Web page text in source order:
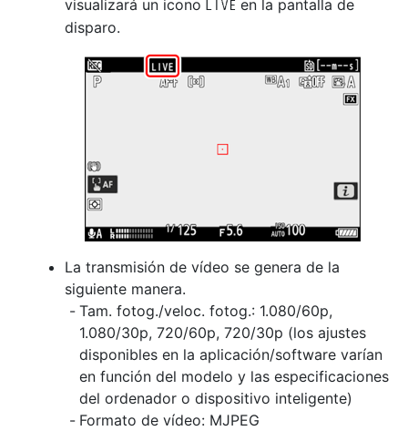
visualizará un icono w en la pantalla de
disparo.
La transmisión de vídeo se genera de la
siguiente manera.
Tam. fotog./veloc. fotog.: 1.080/60p,
1.080/30p, 720/60p, 720/30p (los ajustes
disponibles en la aplicación/software varían
en función del modelo y las especificaciones
del ordenador o dispositivo inteligente)
Formato de vídeo: MJPEG